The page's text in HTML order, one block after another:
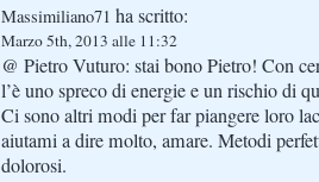
Massimiliano71 ha scritto:
Marzo 5th, 2013 alle 11:32
@ Pietro Vuturo: stai bono Pietro! Con
l’è uno spreco di energie e un rischio di
Ci sono altri modi per far piangere loro
aiutami a dire molto, amare. Metodi
dolorosi.